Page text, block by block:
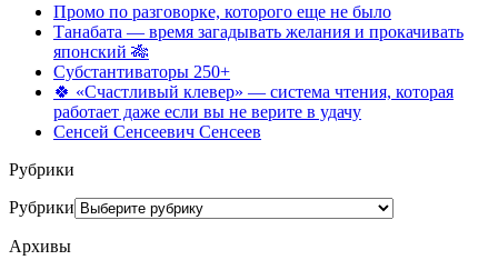
Промо по разговорке, которого еще не было
Танабата — время загадывать желания и прокачивать
японский 🎋
Субстантиваторы 250+
🍀 «Счастливый клевер» — система чтения, которая
работает даже если вы не верите в удачу
Сенсей Сенсеевич Сенсеев
Рубрики
Рубрики
Архивы